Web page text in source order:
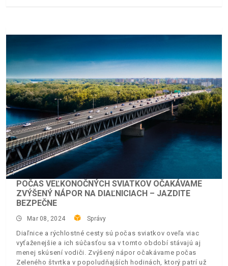
POČAS VEĽKONOČNÝCH SVIATKOV OČAKÁVAME
ZVÝŠENÝ NÁPOR NA DIAĽNICIACH – JAZDITE
BEZPEČNE
Mar 08, 2024 Správy
Diaľnice a rýchlostné cesty sú počas sviatkov oveľa viac
vyťaženejšie a ich súčasťou sa v tomto období stávajú aj
menej skúsení vodiči. Zvýšený nápor očakávame počas
Zeleného štvrtka v popoludňajších hodinách, ktorý patrí už